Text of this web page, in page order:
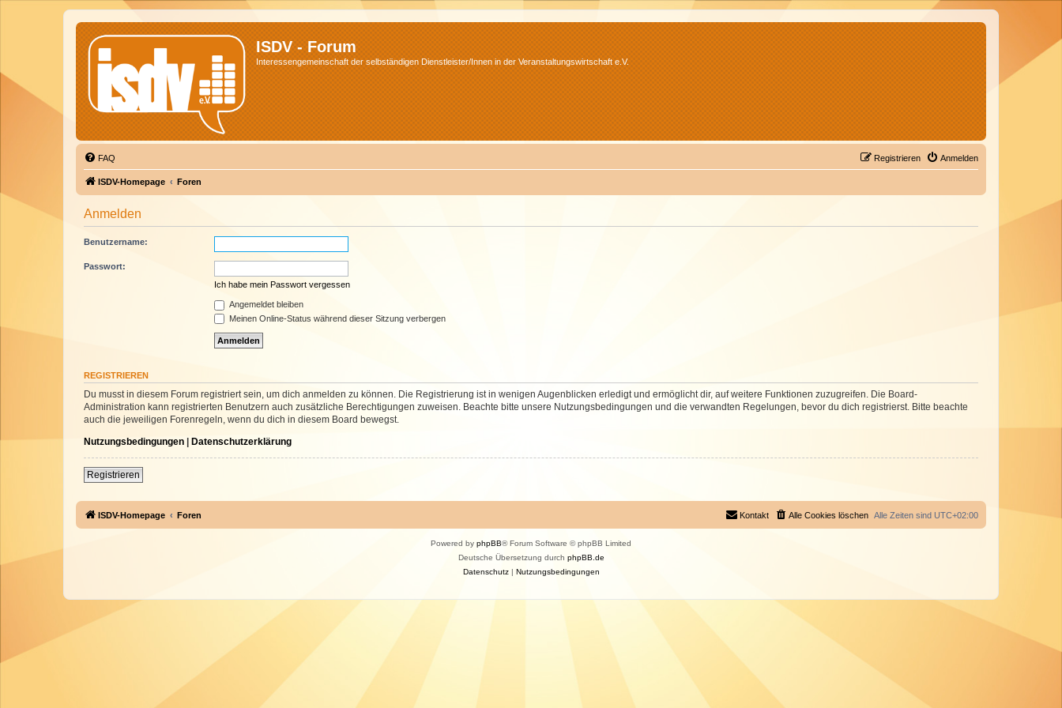
ISDV - Forum
Interessengemeinschaft der selbständigen Dienstleister/Innen in der Veranstaltungswirtschaft e.V.
FAQ Anmelden
Registrieren
ISDV-Homepage Foren
Anmelden
Benutzername:
Passwort:
Ich habe mein Passwort vergessen
Angemeldet bleiben
Meinen Online-Status während dieser Sitzung verbergen
REGISTRIEREN
Du musst in diesem Forum registriert sein, um dich anmelden zu können. Die Registrierung ist in wenigen Augenblicken erledigt und ermöglicht dir, auf weitere Funktionen zuzugreifen. Die Board-
Administration kann registrierten Benutzern auch zusätzliche Berechtigungen zuweisen. Beachte bitte unsere Nutzungsbedingungen und die verwandten Regelungen, bevor du dich registrierst. Bitte beachte
auch die jeweiligen Forenregeln, wenn du dich in diesem Board bewegst.
Nutzungsbedingungen | Datenschutzerklärung
Registrieren
ISDV-Homepage Foren Alle Zeiten sind UTC+02:00
Alle Cookies löschen
Kontakt
Powered by phpBB® Forum Software © phpBB Limited
Deutsche Übersetzung durch phpBB.de
Datenschutz| Nutzungsbedingungen